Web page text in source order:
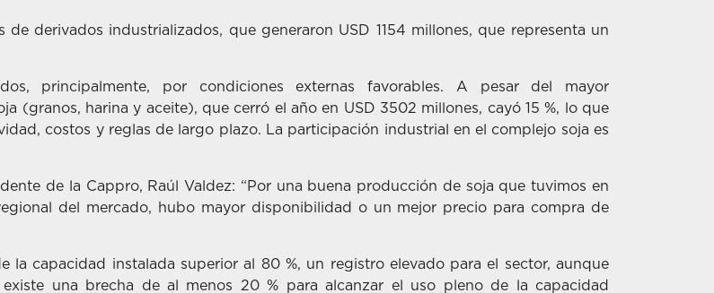
derivados industrializados, que generaron USD 1154 millones, que representa un
principalmente, por condiciones externas favorables. A pesar del mayor
(granos, harina y aceite), que cerró el año en USD 3502 millones, cayó 15 %, lo que
costos y reglas de largo plazo. La participación industrial en el complejo soja es
de la Cappro, Raúl Valdez: “Por una buena producción de soja que tuvimos en
del mercado, hubo mayor disponibilidad o un mejor precio para compra de
capacidad instalada superior al 80 %, un registro elevado para el sector, aunque
una brecha de al menos 20 % para alcanzar el uso pleno de la capacidad